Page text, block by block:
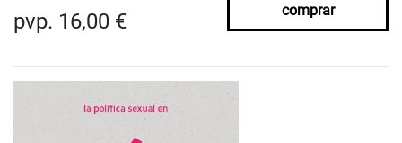
pvp. 16,00 € comprar